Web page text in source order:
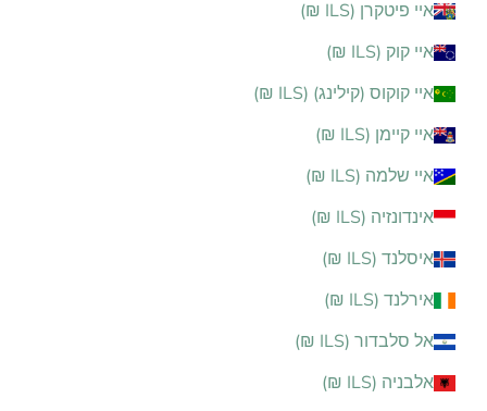
איי פיטקרן (ILS ₪)
איי קוק (ILS ₪)
איי קוקוס (קילינג) (ILS ₪)
איי קיימן (ILS ₪)
איי שלמה (ILS ₪)
אינדונזיה (ILS ₪)
איסלנד (ILS ₪)
אירלנד (ILS ₪)
אל סלבדור (ILS ₪)
אלבניה (ILS ₪)